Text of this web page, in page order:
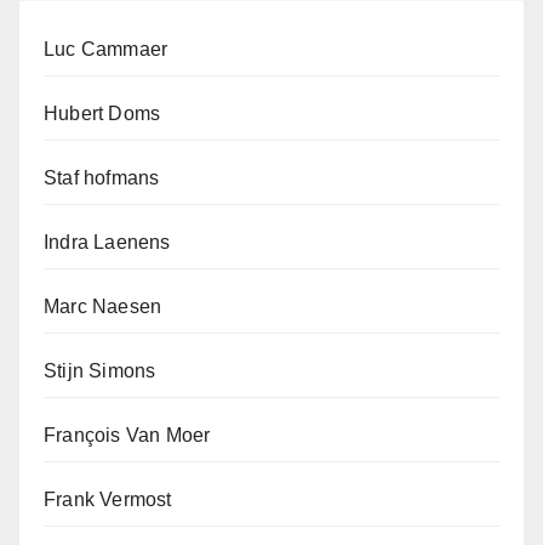
Luc Cammaer
Hubert Doms
Staf hofmans
Indra Laenens
Marc Naesen
Stijn Simons
François Van Moer
Frank Vermost